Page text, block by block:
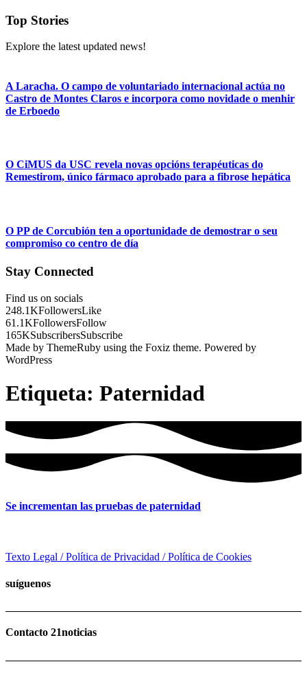
Top Stories
Explore the latest updated news!
A Laracha. O campo de voluntariado internacional actúa no
Castro de Montes Claros e incorpora como novidade o menhir
de Erboedo
O CiMUS da USC revela novas opcións terapéuticas do
Remestirom, único fármaco aprobado para a fibrose hepática
O PP de Corcubión ten a oportunidade de demostrar o seu
compromiso co centro de día
Stay Connected
Find us on socials
248.1KFollowersLike
61.1KFollowersFollow
165KSubscribersSubscribe
Made by ThemeRuby using the Foxiz theme. Powered by
WordPress
Etiqueta: Paternidad
Se incrementan las pruebas de paternidad
Texto Legal / Política de Privacidad / Política de Cookies
suíguenos
Contacto 21noticias